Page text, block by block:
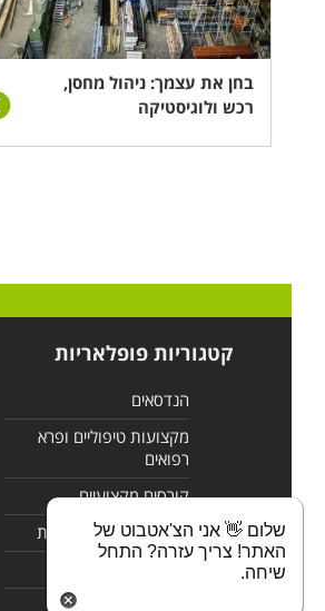
בחן את עצמך: ניהול מחסן,
רכש ולוגיסטיקה
קטגוריות פופלאריות
הנדסאים
מקצועות טיפוליים ופרא
רפואים
קורסים מקצועיים
לימודי מחשבים ורשתות
שלום 👋 אני הצ'אטבוט של
האתר! צריך עזרה? התחל
שיחה.